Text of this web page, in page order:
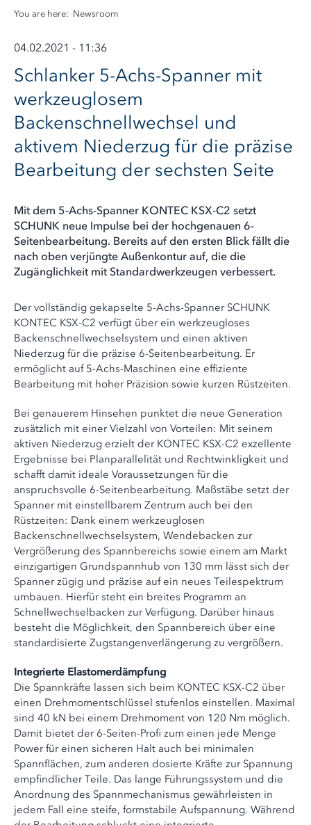
You are here: Newsroom
04.02.2021 - 11:36
Schlanker 5-Achs-Spanner mit
werkzeuglosem
Backenschnellwechsel und
aktivem Niederzug für die präzise
Bearbeitung der sechsten Seite
Mit dem 5-Achs-Spanner KONTEC KSX-C2 setzt
SCHUNK neue Impulse bei der hochgenauen 6-
Seitenbearbeitung. Bereits auf den ersten Blick fällt die
nach oben verjüngte Außenkontur auf, die die
Zugänglichkeit mit Standardwerkzeugen verbessert.
Der vollständig gekapselte 5-Achs-Spanner SCHUNK
KONTEC KSX-C2 verfügt über ein werkzeugloses
Backenschnellwechselsystem und einen aktiven
Niederzug für die präzise 6-Seitenbearbeitung. Er
ermöglicht auf 5-Achs-Maschinen eine effiziente
Bearbeitung mit hoher Präzision sowie kurzen Rüstzeiten.
Bei genauerem Hinsehen punktet die neue Generation
zusätzlich mit einer Vielzahl von Vorteilen: Mit seinem
aktiven Niederzug erzielt der KONTEC KSX-C2 exzellente
Ergebnisse bei Planparallelität und Rechtwinkligkeit und
schafft damit ideale Voraussetzungen für die
anspruchsvolle 6-Seitenbearbeitung. Maßstäbe setzt der
Spanner mit einstellbarem Zentrum auch bei den
Rüstzeiten: Dank einem werkzeuglosen
Backenschnellwechselsystem, Wendebacken zur
Vergrößerung des Spannbereichs sowie einem am Markt
einzigartigen Grundspannhub von 130 mm lässt sich der
Spanner zügig und präzise auf ein neues Teilespektrum
umbauen. Hierfür steht ein breites Programm an
Schnellwechselbacken zur Verfügung. Darüber hinaus
besteht die Möglichkeit, den Spannbereich über eine
standardisierte Zugstangenverlängerung zu vergrößern.
Integrierte Elastomerdämpfung
Die Spannkräfte lassen sich beim KONTEC KSX-C2 über
einen Drehmomentschlüssel stufenlos einstellen. Maximal
sind 40 kN bei einem Drehmoment von 120 Nm möglich.
Damit bietet der 6-Seiten-Profi zum einen jede Menge
Power für einen sicheren Halt auch bei minimalen
Spannflächen, zum anderen dosierte Kräfte zur Spannung
empfindlicher Teile. Das lange Führungssystem und die
Anordnung des Spannmechanismus gewährleisten in
jedem Fall eine steife, formstabile Aufspannung. Während